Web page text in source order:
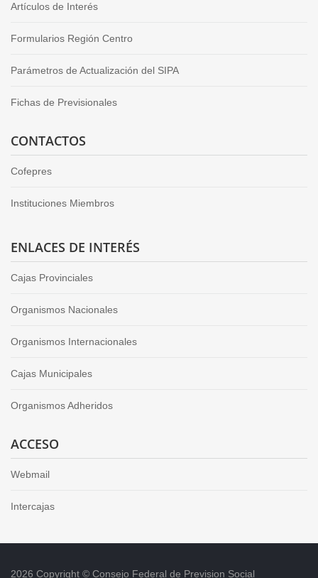
Artículos de Interés
Formularios Región Centro
Parámetros de Actualización del SIPA
Fichas de Previsionales
CONTACTOS
Cofepres
Instituciones Miembros
ENLACES DE INTERÉS
Cajas Provinciales
Organismos Nacionales
Organismos Internacionales
Cajas Municipales
Organismos Adheridos
ACCESO
Webmail
Intercajas
2026 Copyright © Consejo Federal de Prevision Social